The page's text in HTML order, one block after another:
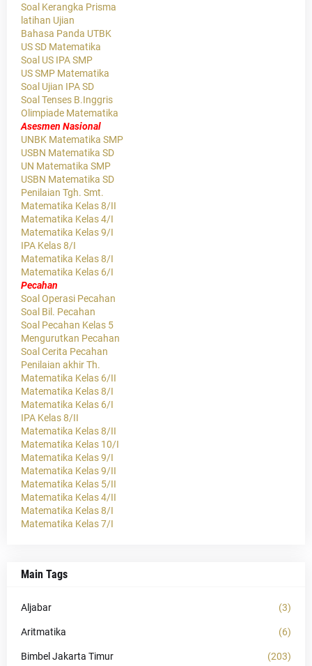
Soal Kerangka Prisma
latihan Ujian
Bahasa Panda UTBK
US SD Matematika
Soal US IPA SMP
US SMP Matematika
Soal Ujian IPA SD
Soal Tenses B.Inggris
Olimpiade Matematika
Asesmen Nasional
UNBK Matematika SMP
USBN Matematika SD
UN Matematika SMP
USBN Matematika SD
Penilaian Tgh. Smt.
Matematika Kelas 8/II
Matematika Kelas 4/I
Matematika Kelas 9/I
IPA Kelas 8/I
Matematika Kelas 8/I
Matematika Kelas 6/I
Pecahan
Soal Operasi Pecahan
Soal Bil. Pecahan
Soal Pecahan Kelas 5
Mengurutkan Pecahan
Soal Cerita Pecahan
Penilaian akhir Th.
Matematika Kelas 6/II
Matematika Kelas 8/I
Matematika Kelas 6/I
IPA Kelas 8/II
Matematika Kelas 8/II
Matematika Kelas 10/I
Matematika Kelas 9/I
Matematika Kelas 9/II
Matematika Kelas 5/II
Matematika Kelas 4/II
Matematika Kelas 8/I
Matematika Kelas 7/I
Main Tags
Aljabar (3)
Aritmatika (6)
Bimbel Jakarta Timur (203)